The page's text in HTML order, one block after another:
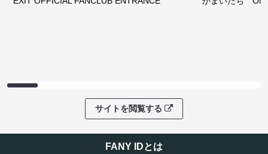
サイトを閲覧する
FANY IDとは